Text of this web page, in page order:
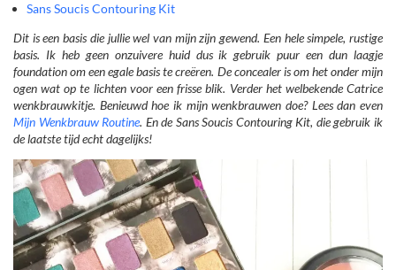
Sans Soucis Contouring Kit
Dit is een basis die jullie wel van mijn zijn gewend. Een hele simpele, rustige
basis. Ik heb geen onzuivere huid dus ik gebruik puur een dun laagje
foundation om een egale basis te creëren. De concealer is om het onder mijn
ogen wat op te lichten voor een frisse blik. Verder het welbekende Catrice
wenkbrauwkitje. Benieuwd hoe ik mijn wenkbrauwen doe? Lees dan even
Mijn Wenkbrauw Routine. En de Sans Soucis Contouring Kit, die gebruik ik
de laatste tijd echt dagelijks!